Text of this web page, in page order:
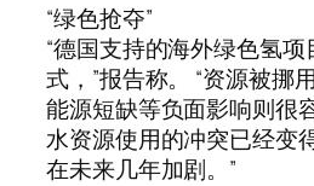
“绿色抢夺”
“德国支持的海外绿色氢
式，”报告称。 “资源被挪
能源短缺等负面影响则很
水资源使用的冲突已经变
在未来几年加剧。”